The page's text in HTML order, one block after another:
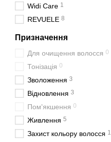
Widi Care 1
REVUELE 8
Призначення
Для очищення волосся 0
Тонізація 0
Зволоження 3
Відновлення 3
Пом'якшення 0
Живлення 5
Захист кольору волосся 1